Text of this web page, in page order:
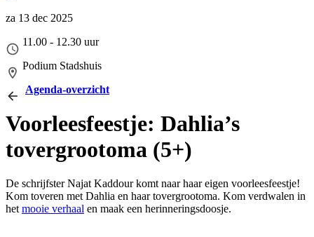
za 13 dec 2025
11.00 - 12.30 uur
Podium Stadshuis
Agenda-overzicht
Voorleesfeestje: Dahlia’s
tovergrootoma (5+)
De schrijfster Najat Kaddour komt naar haar eigen voorleesfeestje!
Kom toveren met Dahlia en haar tovergrootoma. Kom verdwalen in
hetmooie verhaal en maak een herinneringsdoosje.